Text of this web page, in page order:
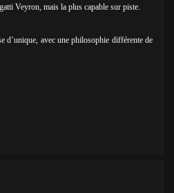
Veyron, mais la plus capable sur piste.
d’unique, avec une philosophie différente de